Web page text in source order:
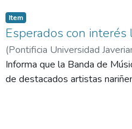
Item
Esperados con
(Pontificia Universidad
Informa que la Banda de
de destacados artistas